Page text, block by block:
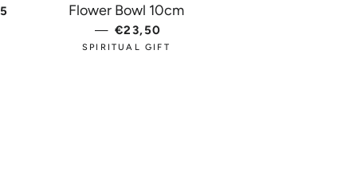
CENA
Flower Bowl 10cm
— PARASTĀ CENA
€23,50
SPIRITUAL GIFT